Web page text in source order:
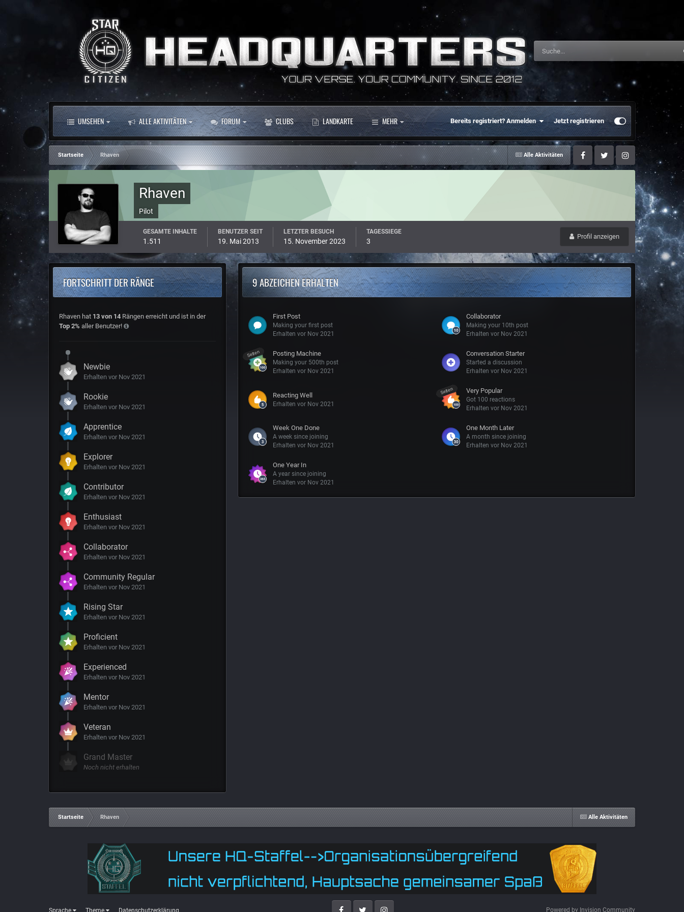
UMSEHEN ALLE AKTIVITÄTEN FORUM CLUBS LANDKARTE MEHR Bereits registriert? Anmelden Jetzt registrieren
Alle Aktivitäten
Startseite
Rhaven
FacebookTwitter Instagram
Rhaven
Pilot
Profil anzeigen
GESAMTE INHALTE
1.511
BENUTZER SEIT
19. Mai 2013
LETZTER BESUCH
15. November 2023
TAGESSIEGE
3
FORTSCHRITT DER RÄNGE
Rhaven hat 13 von 14Rängen erreicht und ist in der
Top 2% aller Benutzer!
Newbie
Erhalten vor Nov 2021
Rookie
Erhalten vor Nov 2021
Apprentice
Erhalten vor Nov 2021
Explorer
Erhalten vor Nov 2021
Contributor
Erhalten vor Nov 2021
Enthusiast
Erhalten vor Nov 2021
Collaborator
Erhalten vor Nov 2021
Community Regular
Erhalten vor Nov 2021
Rising Star
Erhalten vor Nov 2021
Proficient
Erhalten vor Nov 2021
Experienced
Erhalten vor Nov 2021
Mentor
Erhalten vor Nov 2021
Veteran
Erhalten vor Nov 2021
Grand Master
Noch nicht erhalten
9 ABZEICHEN ERHALTEN
First Post
Making your first post
Erhalten vor Nov 2021
Collaborator
Making your 10th post
Erhalten vor Nov 2021
Selten Posting Machine
Making your 500th post
Erhalten vor Nov 2021
Conversation Starter
Started a discussion
Erhalten vor Nov 2021
Reacting Well
Erhalten vor Nov 2021
Selten Very Popular
Got 100 reactions
Erhalten vor Nov 2021
Week One Done
A week since joining
Erhalten vor Nov 2021
One Month Later
A month since joining
Erhalten vor Nov 2021
One Year In
A year since joining
Erhalten vor Nov 2021
Alle Aktivitäten
Startseite Rhaven
Sprache Theme Datenschutzerklärung Powered by Invision Community